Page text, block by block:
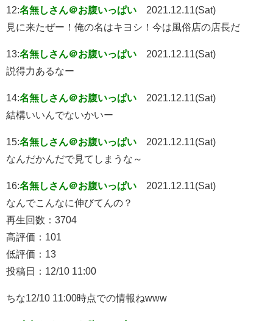
12:名無しさん＠お腹いっぱい
2021.12.11(Sat)
見に来たぜー！俺の名はキヨシ！今は風俗店の店長だ
13:名無しさん＠お腹いっぱい
2021.12.11(Sat)
説得力あるなー
14:名無しさん＠お腹いっぱい
2021.12.11(Sat)
結構いいんでないかいー
15:名無しさん＠お腹いっぱい
2021.12.11(Sat)
なんだかんだで見てしまうな～
16:名無しさん＠お腹いっぱい
2021.12.11(Sat)
なんでこんなに伸びてんの？
再生回数：3704
高評価：101
低評価：13
投稿日：12/10 11:00
ちな12/10 11:00時点での情報ねwww